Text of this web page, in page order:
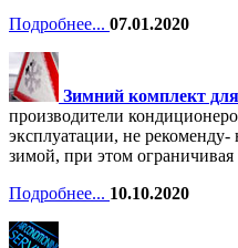
Подробнее... 07.01.2020
Зимний комплект
производители
эксплуатации, не
зимой, при этом ограничивая
Подробнее... 10.10.2020